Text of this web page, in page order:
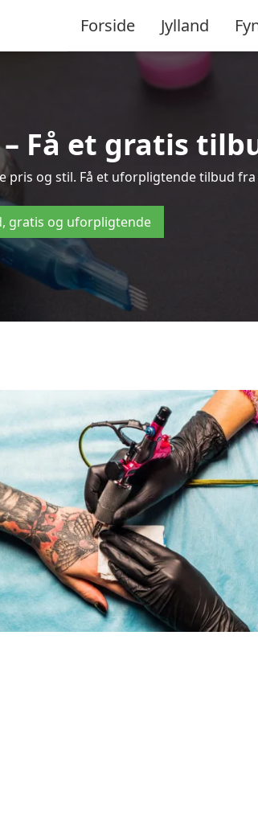
Forside Jylland
Få et gratis
pris og stil. Få et uforpligtende tilbud
gratis og uforpligtende